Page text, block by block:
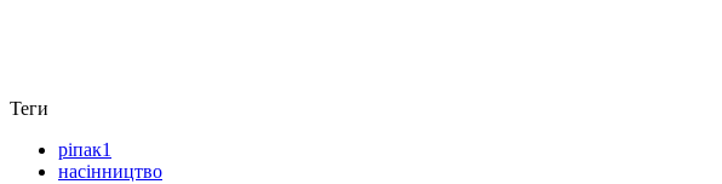
Теги
ріпак1
насінництво